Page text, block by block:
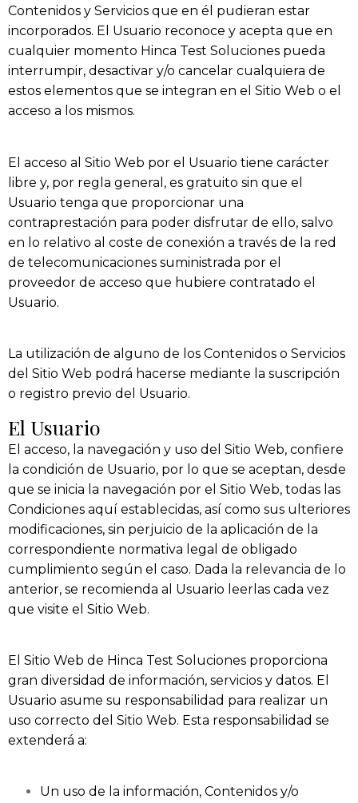
Contenidos y Servicios que en él pudieran estar
incorporados. El Usuario reconoce y acepta que en
cualquier momento Hinca Test Soluciones pueda
interrumpir, desactivar y/o cancelar cualquiera de
estos elementos que se integran en el Sitio Web o el
acceso a los mismos.
El acceso al Sitio Web por el Usuario tiene carácter
libre y, por regla general, es gratuito sin que el
Usuario tenga que proporcionar una
contraprestación para poder disfrutar de ello, salvo
en lo relativo al coste de conexión a través de la red
de telecomunicaciones suministrada por el
proveedor de acceso que hubiere contratado el
Usuario.
La utilización de alguno de los Contenidos o Servicios
del Sitio Web podrá hacerse mediante la suscripción
o registro previo del Usuario.
El Usuario
El acceso, la navegación y uso del Sitio Web, confiere
la condición de Usuario, por lo que se aceptan, desde
que se inicia la navegación por el Sitio Web, todas las
Condiciones aquí establecidas, así como sus ulteriores
modificaciones, sin perjuicio de la aplicación de la
correspondiente normativa legal de obligado
cumplimiento según el caso. Dada la relevancia de lo
anterior, se recomienda al Usuario leerlas cada vez
que visite el Sitio Web.
El Sitio Web de Hinca Test Soluciones proporciona
gran diversidad de información, servicios y datos. El
Usuario asume su responsabilidad para realizar un
uso correcto del Sitio Web. Esta responsabilidad se
extenderá a:
Un uso de la información, Contenidos y/o